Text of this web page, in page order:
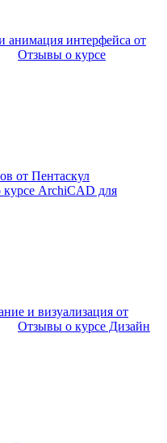
анимация интерфейса от
Отзывы о курсе
от Пентаскул
ArchiCAD для
и визуализация от
Отзывы о курсе Дизайн